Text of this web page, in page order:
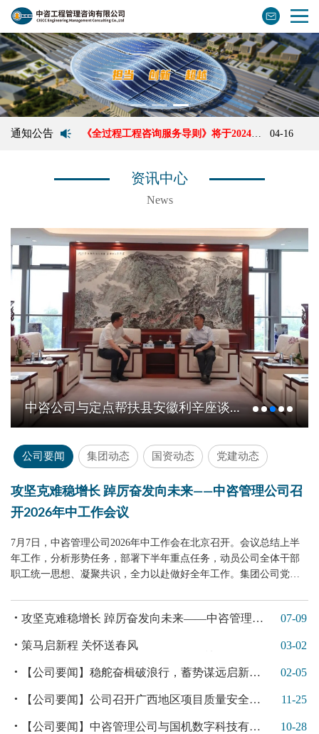
通知公告
《全过程工程咨询服务导则》将于2024年8月1日起正式实施 04-16 《全过程工程咨询服务导则》将于2024年8月1日起正式实施 04-16
资讯中心
News
中咨公司与定点帮扶县安徽利辛座谈交流
公司要闻 集团动态 国资动态 党建动态
攻坚克难稳增长 踔厉奋发向未来——中咨管理公司召
开2026年中工作会议
7月7日，中咨管理公司2026年中工作会在北京召开。会议总结上半
年工作，分析形势任务，部署下半年重点任务，动员公司全体干部
职工统一思想、凝聚共识，全力以赴做好全年工作。集团公司党委
攻坚克难稳增长 踔厉奋发向未来——中咨管理公司召开2026年中工作会议 07-09
策马启新程 关怀送春风
03-02
【公司要闻】稳舵奋楫破浪行，蓄势谋远启新程——中咨管理公司召开2026年工作会议暨纪检、安全生产及保密工作推进会 02-05
【公司要闻】公司召开广西地区项目质量安全管控暨廉洁从业专项工作会议 11-25
【公司要闻】中咨管理公司与国机数字科技有限公司开展座谈交流 10-28